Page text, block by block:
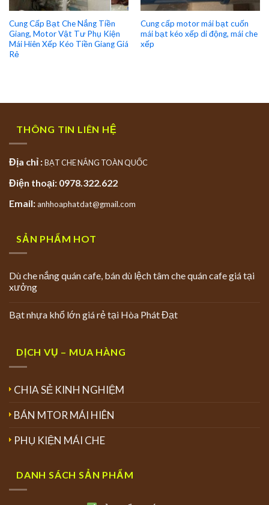
Cung Cấp Bạt Che Nắng Tiền
Giang, Motor Vật Tư Phụ Kiện
Mái Hiên Xếp Kéo Tiền Giang Giá
Rẻ
Cung cấp motor mái bạt cuốn
mái bạt kéo xếp di động, mái che
xếp
THÔNG TIN LIÊN HỆ
Địa chỉ :BẠT CHE NẮNG TOÀN QUỐC
Điện thoại: 0978.322.622
Email:anhhoaphatdat@gmail.com
SẢN PHẨM HOT
Dù che nắng quán cafe, bán dù lệch tâm che quán cafe giá tại
xưởng
Bạt nhựa khổ lớn giá rẻ tại Hòa Phát Đạt
DỊCH VỤ – MUA HÀNG
CHIA SẺ KINH NGHIỆM
BÁN MTOR MÁI HIÊN
PHỤ KIỆN MÁI CHE
DANH SÁCH SẢN PHẨM